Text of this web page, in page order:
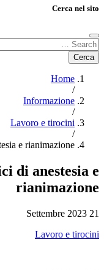
Cerca nel sito
Home
/
Informazione
/
Lavoro e tirocini
/
e rianimazione
di anestesia e
rianimazione
21 Settembre 2023
Lavoro e tirocini